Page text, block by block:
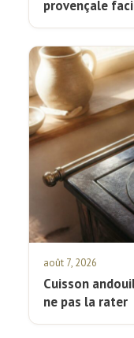
provençale
août 7, 2026
Cuisson
ne pas la rater